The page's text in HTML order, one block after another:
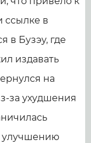
ссылке в
в Бузэу, где
издавать
на
за ухудшения
улучшению